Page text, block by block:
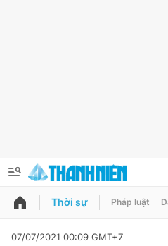
QUẢNG CÁO
Thời sự Pháp luật
07/07/2021 00:09 GMT+7